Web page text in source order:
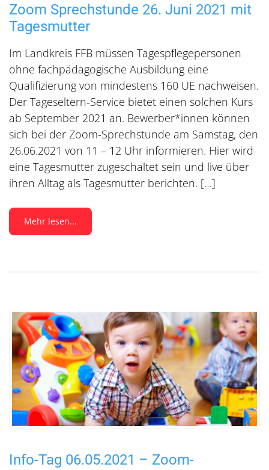
Zoom Sprechstunde 26. Juni 2021 mit
Tagesmutter
Im Landkreis FFB müssen Tagespflegepersonen
ohne fachpädagogische Ausbildung eine
Qualifizierung von mindestens 160 UE nachweisen.
Der Tageseltern-Service bietet einen solchen Kurs
ab September 2021 an. Bewerber*innen können
sich bei der Zoom-Sprechstunde am Samstag, den
26.06.2021 von 11 – 12 Uhr informieren. Hier wird
eine Tagesmutter zugeschaltet sein und live über
ihren Alltag als Tagesmutter berichten. […]
Mehr lesen...
Info-Tag 06.05.2021 – Zoom-